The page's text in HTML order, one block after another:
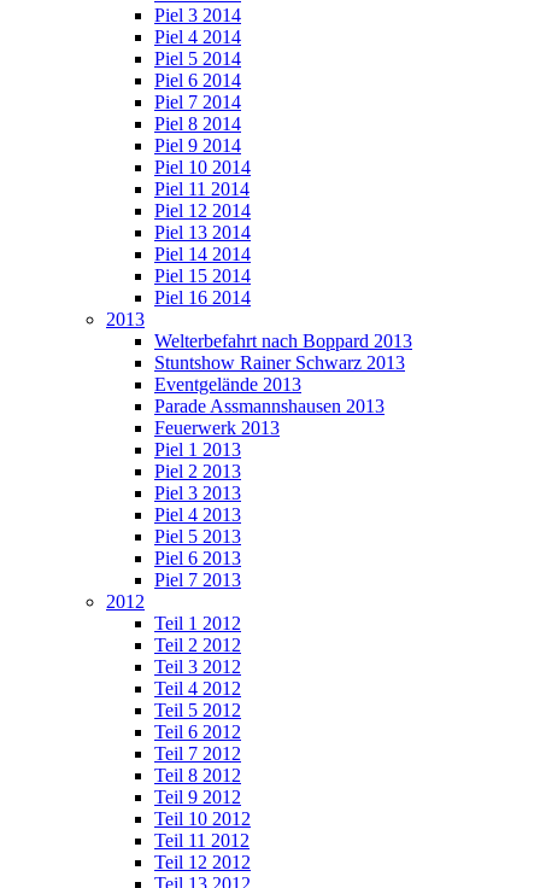
Piel 3 2014
Piel 4 2014
Piel 5 2014
Piel 6 2014
Piel 7 2014
Piel 8 2014
Piel 9 2014
Piel 10 2014
Piel 11 2014
Piel 12 2014
Piel 13 2014
Piel 14 2014
Piel 15 2014
Piel 16 2014
2013
Welterbefahrt nach Boppard 2013
Stuntshow Rainer Schwarz 2013
Eventgelände 2013
Parade Assmannshausen 2013
Feuerwerk 2013
Piel 1 2013
Piel 2 2013
Piel 3 2013
Piel 4 2013
Piel 5 2013
Piel 6 2013
Piel 7 2013
2012
Teil 1 2012
Teil 2 2012
Teil 3 2012
Teil 4 2012
Teil 5 2012
Teil 6 2012
Teil 7 2012
Teil 8 2012
Teil 9 2012
Teil 10 2012
Teil 11 2012
Teil 12 2012
Teil 13 2012